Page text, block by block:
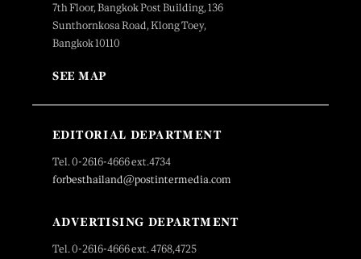
7th Floor, Bangkok Post Building, 136
Sunthornkosa Road, Klong Toey,
Bangkok 10110
SEE MAP
EDITORIAL DEPARTMENT
Tel. 0-2616-4666 ext.4734
forbesthailand@postintermedia.com
ADVERTISING DEPARTMENT
Tel. 0-2616-4666 ext. 4768,4725